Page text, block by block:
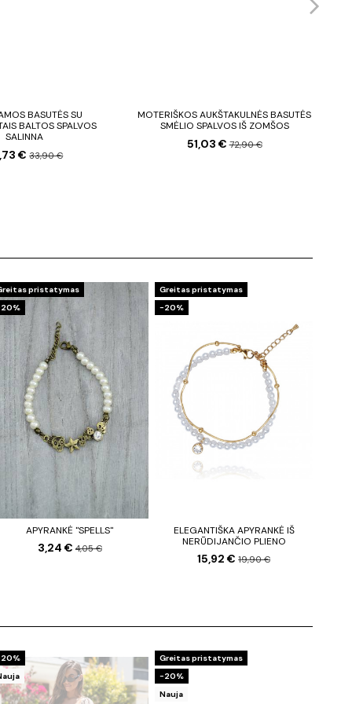
BASUTĖS SU
BALTOS SPALVOS
SALINNA
€33,90 €
MOTERIŠKOS AUKŠTAKULNĖS BASUTĖS
SMĖLIO SPALVOS IŠ ZOMŠOS
51,03 €72,90 €
pristatymas
APYRANKĖ "SPELLS"
3,24 € 4,05 €
Greitas pristatymas
−20%
ELEGANTIŠKA APYRANKĖ IŠ
NERŪDIJANČIO PLIENO
15,92 €19,90 €
Greitas pristatymas
−20%
Nauja